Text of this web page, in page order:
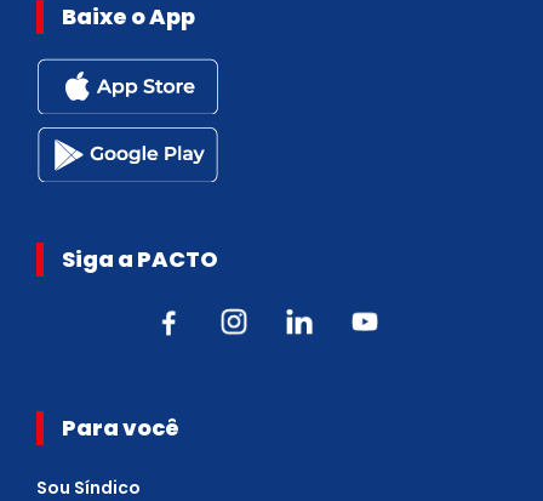
Baixe o App
Siga a PACTO
Para você
Sou Síndico